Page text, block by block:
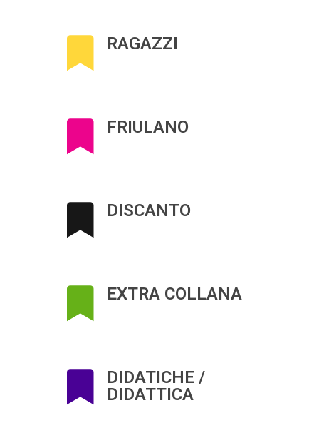
RAGAZZI
FRIULANO
DISCANTO
EXTRA COLLANA
DIDATICHE /
DIDATTICA